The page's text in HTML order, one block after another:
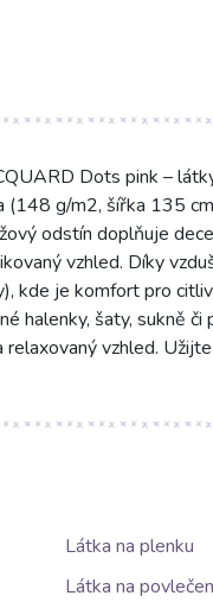
Dots pink –
g/m2, šířka 135
odstín doplňuje
vzhled. Díky
kde je komfort pro
halenky, šaty, sukně či
relaxovaný vzhled.
Látka na plenku
Látka na